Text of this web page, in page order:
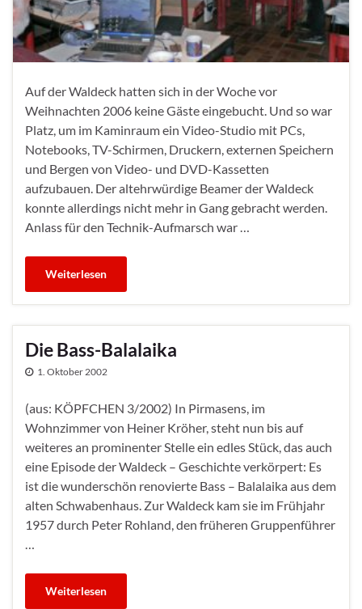
Auf der Waldeck hatten sich in der Woche vor
Weihnachten 2006 keine Gäste eingebucht. Und so war
Platz, um im Kaminraum ein Video-Studio mit PCs,
Notebooks, TV-Schirmen, Druckern, externen Speichern
und Bergen von Video- und DVD-Kassetten
aufzubauen. Der altehrwürdige Beamer der Waldeck
konnte allerdings nicht mehr in Gang gebracht werden.
Anlass für den Technik-Aufmarsch war …
Weiterlesen
Die Bass-Balalaika
1. Oktober 2002
(aus: KÖPFCHEN 3/2002) In Pirmasens, im
Wohnzimmer von Heiner Kröher, steht nun bis auf
weiteres an prominenter Stelle ein edles Stück, das auch
eine Episode der Waldeck – Geschichte verkörpert: Es
ist die wunderschön renovierte Bass – Balalaika aus dem
alten Schwabenhaus. Zur Waldeck kam sie im Frühjahr
1957 durch Peter Rohland, den früheren Gruppenführer
…
Weiterlesen